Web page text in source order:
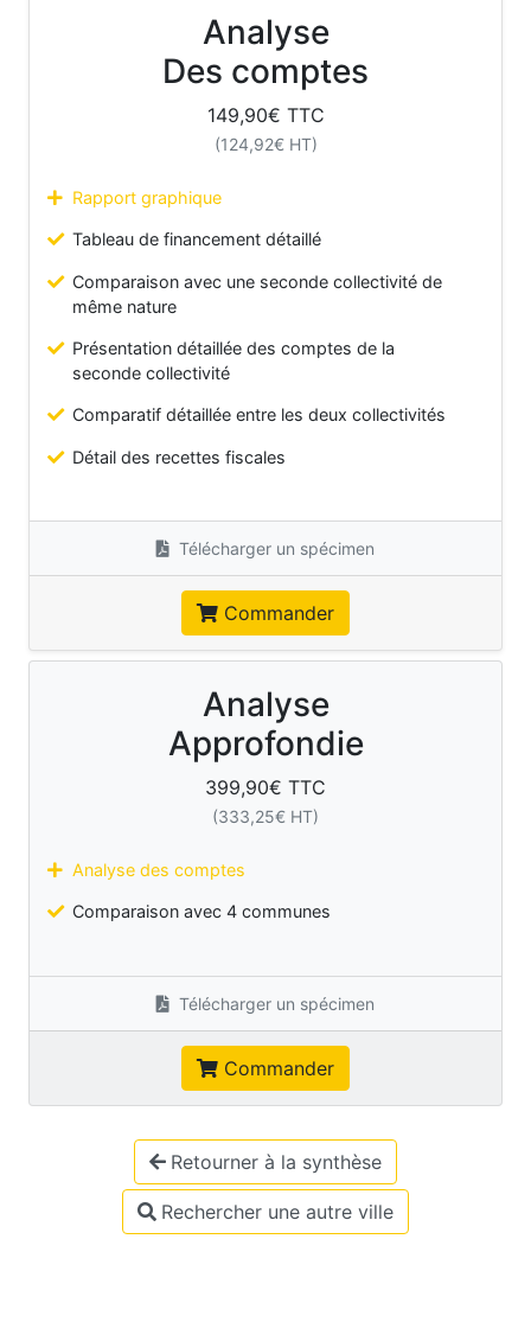
Analyse
Des comptes
149,90€ TTC
(124,92€ HT)
Rapport graphique
Tableau de financement détaillé
Comparaison avec une seconde collectivité de
même nature
Présentation détaillée des comptes de la
seconde collectivité
Comparatif détaillée entre les deux collectivités
Détail des recettes fiscales
Télécharger un spécimen
Commander
Analyse
Approfondie
399,90€ TTC
(333,25€ HT)
Analyse des comptes
Comparaison avec 4 communes
Télécharger un spécimen
Commander
Retourner à la synthèse
Rechercher une autre ville